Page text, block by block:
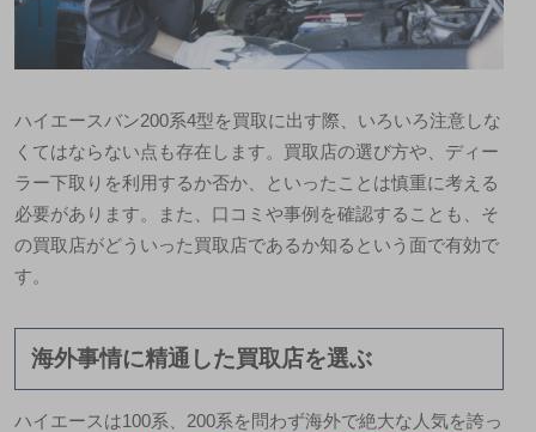
ハイエースバン200系4型を買取に出す際、いろいろ注意しな
くてはならない点も存在します。買取店の選び方や、ディー
ラー下取りを利用するか否か、といったことは慎重に考える
必要があります。また、口コミや事例を確認することも、そ
の買取店がどういった買取店であるか知るという面で有効で
す。
海外事情に精通した買取店を選ぶ
ハイエースは100系、200系を問わず海外で絶大な人気を誇っ